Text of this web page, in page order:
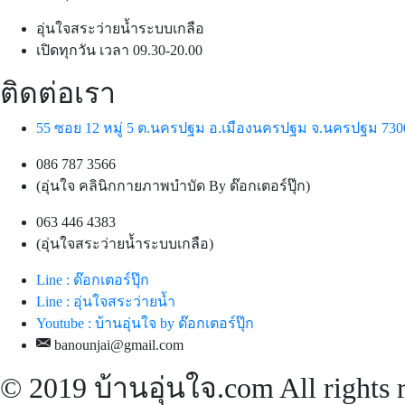
อุ่นใจสระว่ายน้ำระบบเกลือ
เปิดทุกวัน เวลา 09.30-20.00
ติดต่อเรา
55 ซอย 12 หมู่ 5 ต.นครปฐม อ.เมืองนครปฐม จ.นครปฐม
086 787 3566
(อุ่นใจ คลินิกกายภาพบำบัด By ด๊อกเตอร์ปุ๊ก)
063 446 4383
(อุ่นใจสระว่ายน้ำระบบเกลือ)
Line : ด๊อกเตอร์ปุ๊ก
Line : อุ่นใจสระว่ายน้ำ
Youtube : บ้านอุ่นใจ by ด๊อกเตอร์ปุ๊ก
banounjai@gmail.com
© 2019 บ้านอุ่นใจ.com All rights